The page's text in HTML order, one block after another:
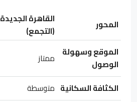
القاهرة الجديدة
(التجمع)
المحور
ممتاز الموقع وسهولة
الوصول
متوسطة الكثافة السكانية